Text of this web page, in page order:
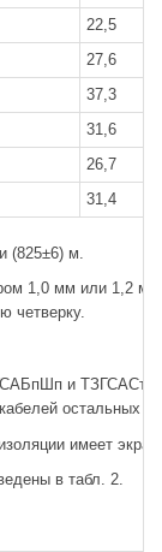
22,5
27,6
37,3
31,6
26,7
31,4
(825±6) м.
1,0 мм или 1,2
четверку.
и
остальных
имеет
в табл. 2.